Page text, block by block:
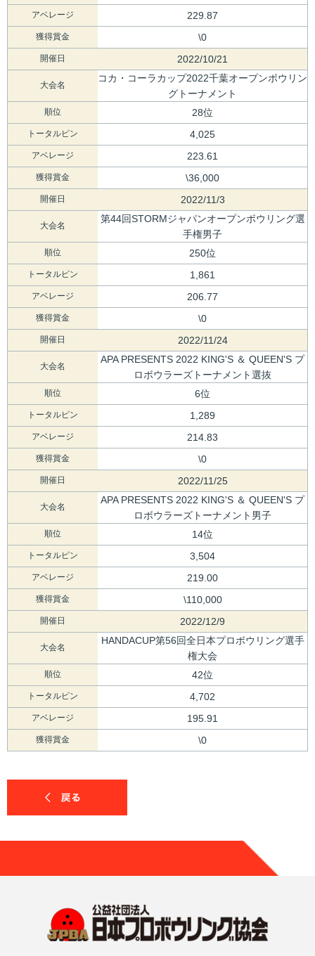
アベレージ 229.87
獲得賞金 \0
開催日 2022/10/21
大会名
コカ・コーラカップ2022千葉オープンボウリン
グトーナメント
順位 28位
トータルピン 4,025
アベレージ 223.61
獲得賞金 \36,000
開催日 2022/11/3
大会名
第44回STORMジャパンオープンボウリング選
手権男子
順位 250位
トータルピン 1,861
アベレージ 206.77
獲得賞金 \0
開催日 2022/11/24
大会名
APA PRESENTS 2022 KING'S ＆ QUEEN'S プ
ロボウラーズトーナメント選抜
順位 6位
トータルピン 1,289
アベレージ 214.83
獲得賞金 \0
開催日 2022/11/25
大会名
APA PRESENTS 2022 KING'S ＆ QUEEN'S プ
ロボウラーズトーナメント男子
順位 14位
トータルピン 3,504
アベレージ 219.00
獲得賞金 \110,000
開催日 2022/12/9
大会名
HANDACUP第56回全日本プロボウリング選手
権大会
順位 42位
トータルピン 4,702
アベレージ 195.91
獲得賞金 \0